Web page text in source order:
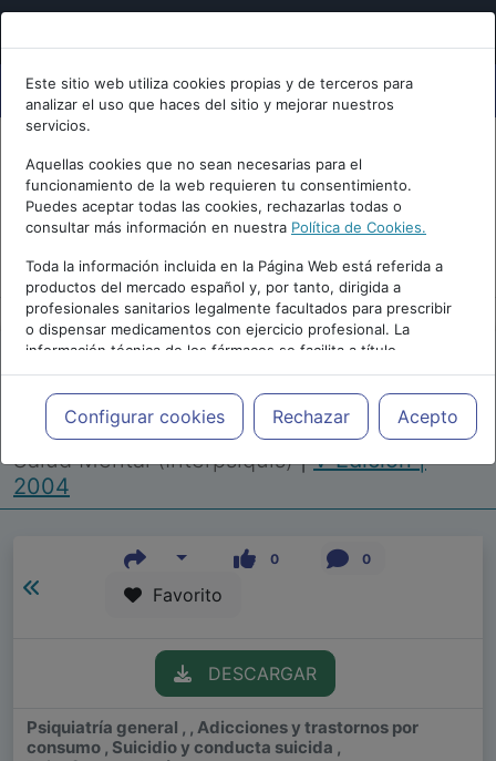
Este sitio web utiliza cookies propias y de terceros para
analizar el uso que haces del sitio y mejorar nuestros
servicios.
Aquellas cookies que no sean necesarias para el
funcionamiento de la web requieren tu consentimiento.
Puedes aceptar todas las cookies, rechazarlas todas o
consultar más información en nuestra Política de Cookies.
Toda la información incluida en la Página Web está referida a
productos del mercado español y, por tanto, dirigida a
profesionales sanitarios legalmente facultados para prescribir
o dispensar medicamentos con ejercicio profesional. La
información técnica de los fármacos se facilita a título
meramente informativo, siendo responsabilidad de los
profesionales facultados prescribir medicamentos y decidir, en
cada caso concreto, el tratamiento más adecuado a las
necesidades del paciente.
Configurar cookies Rechazar Acepto
Repositorio de Artículos |Congreso Virtual
Internacional de Psiquiatría, Psicología y
Salud Mental (Interpsiquis)|V Edición |
2004
0 0
Favorito
DESCARGAR
Psiquiatría general , , Adicciones y trastornos por
consumo , Suicidio y conducta suicida ,